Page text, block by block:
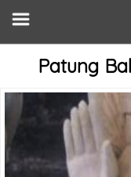
Patung